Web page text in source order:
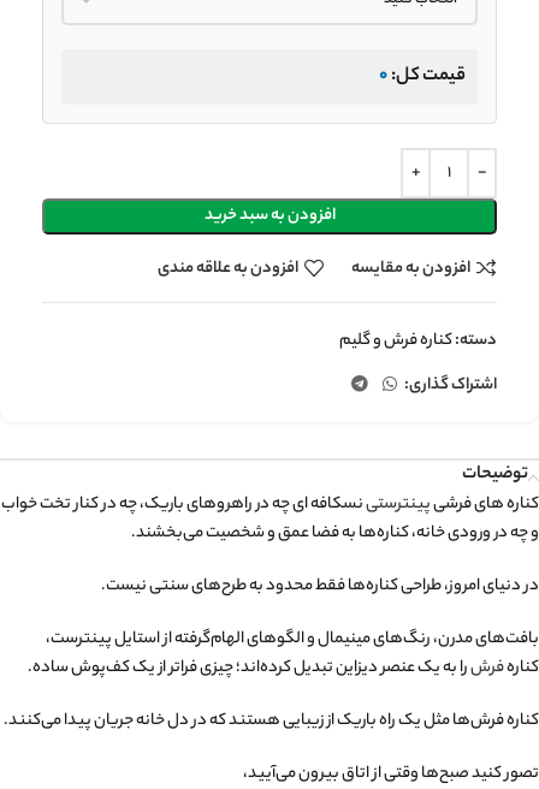
قیمت کل:0
افزودن به سبد خرید
افزودن به مقایسه
افزودن به علاقه مندی
دسته:کناره فرش و گلیم
اشتراک گذاری:
توضیحات
کناره های فرشیپینترستینسکافه ای چه در راهروهای باریک، چه در کنار تخت خواب
و چه در ورودی خانه، کناره‌ها به فضا عمق و شخصیت می‌بخشند.
در دنیای امروز، طراحی کناره‌ها فقط محدود به طرح‌های سنتی نیست.
بافت‌های مدرن، رنگ‌های مینیمال و الگوهای الهام‌گرفته از استایل پینترست،
کنارهفرشرا به یک عنصر دیزاین تبدیل کرده‌اند؛ چیزی فراتر از یک کف‌پوش ساده.
کناره فرش‌ها مثل یک راه باریک از زیبایی هستند که در دل خانه جریان پیدا می‌کنند.
تصور کنید صبح‌ها وقتی از اتاق بیرون می‌آیید،